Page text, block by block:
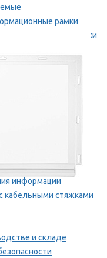
рамки
информационные рамки
информации
кабельными стяжками
и складе